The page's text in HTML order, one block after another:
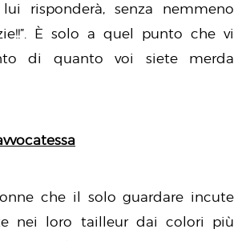
risponderà, senza nemmeno
È solo a quel punto che vi
di quanto voi siete merda
che il solo guardare incute
nei loro tailleur dai colori più